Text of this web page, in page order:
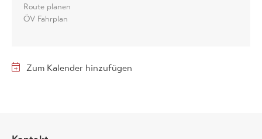
Route planen
ÖV Fahrplan
Zum Kalender hinzufügen